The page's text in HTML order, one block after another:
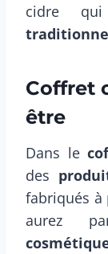
cidre
Coffret
être
Dans le
des
fabriqués à
aurez